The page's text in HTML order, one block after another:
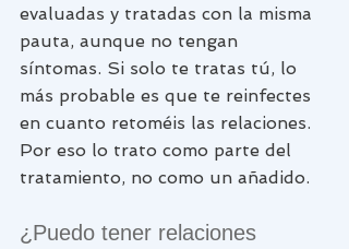
evaluadas y tratadas con la misma
pauta, aunque no tengan
síntomas. Si solo te tratas tú, lo
más probable es que te reinfectes
en cuanto retoméis las relaciones.
Por eso lo trato como parte del
tratamiento, no como un añadido.
¿Puedo tener relaciones